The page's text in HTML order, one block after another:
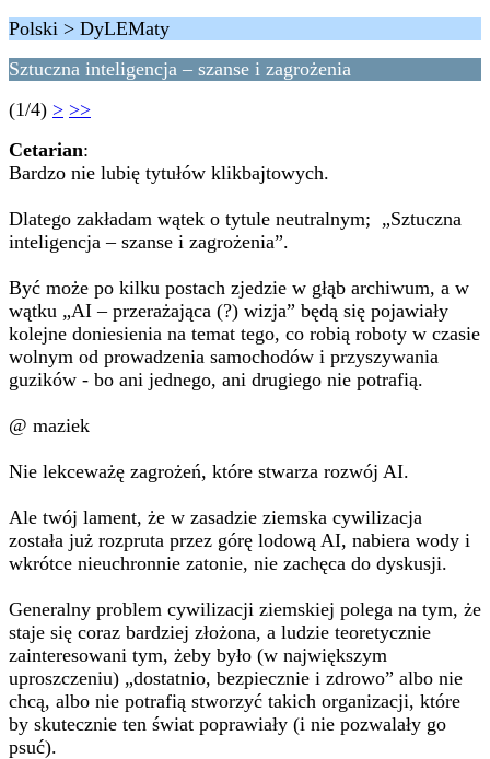
Polski > DyLEMaty
Sztuczna inteligencja – szanse i zagrożenia
(1/4) > >>
Cetarian:
Bardzo nie lubię tytułów klikbajtowych.
Dlatego zakładam wątek o tytule neutralnym; „Sztuczna
inteligencja – szanse i zagrożenia”.
Być może po kilku postach zjedzie w głąb archiwum, a w
wątku „AI – przerażająca (?) wizja” będą się pojawiały
kolejne doniesienia na temat tego, co robią roboty w czasie
wolnym od prowadzenia samochodów i przyszywania
guzików - bo ani jednego, ani drugiego nie potrafią.
@ maziek
Nie lekceważę zagrożeń, które stwarza rozwój AI.
Ale twój lament, że w zasadzie ziemska cywilizacja
została już rozpruta przez górę lodową AI, nabiera wody i
wkrótce nieuchronnie zatonie, nie zachęca do dyskusji.
Generalny problem cywilizacji ziemskiej polega na tym, że
staje się coraz bardziej złożona, a ludzie teoretycznie
zainteresowani tym, żeby było (w największym
uproszczeniu) „dostatnio, bezpiecznie i zdrowo” albo nie
chcą, albo nie potrafią stworzyć takich organizacji, które
by skutecznie ten świat poprawiały (i nie pozwalały go
psuć).